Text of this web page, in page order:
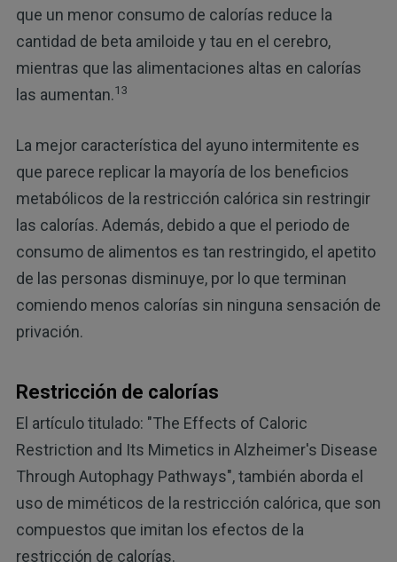
que un menor consumo de calorías reduce la
cantidad de beta amiloide y tau en el cerebro,
mientras que las alimentaciones altas en calorías
las aumentan.13
La mejor característica del ayuno intermitente es
que parece replicar la mayoría de los beneficios
metabólicos de la restricción calórica sin restringir
las calorías. Además, debido a que el periodo de
consumo de alimentos es tan restringido, el apetito
de las personas disminuye, por lo que terminan
comiendo menos calorías sin ninguna sensación de
privación.
Restricción de calorías
El artículo titulado: "The Effects of Caloric
Restriction and Its Mimetics in Alzheimer's Disease
Through Autophagy Pathways", también aborda el
uso de miméticos de la restricción calórica, que son
compuestos que imitan los efectos de la
restricción de calorías.